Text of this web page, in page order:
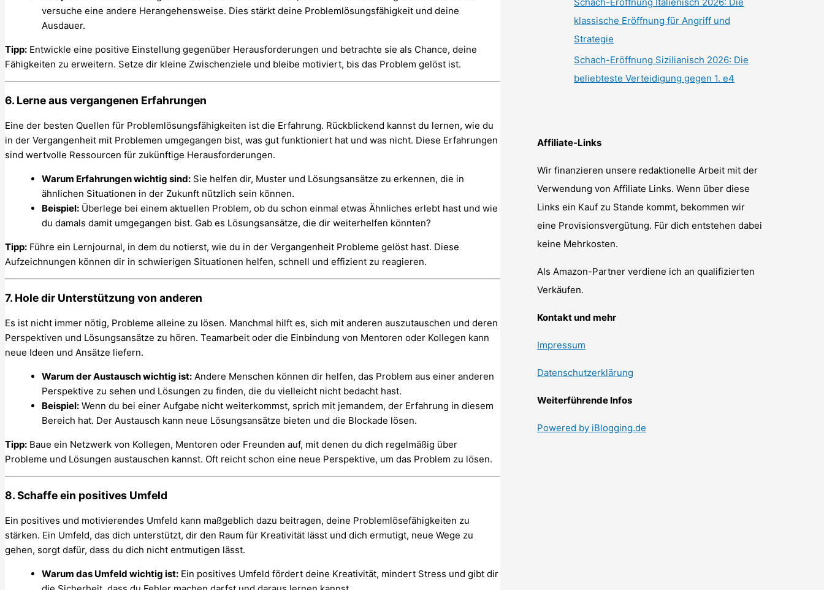
versuche eine andere Herangehensweise. Dies stärkt deine Problemlösungsfähigkeit und deine
Ausdauer.
Tipp: Entwickle eine positive Einstellung gegenüber Herausforderungen und betrachte sie als Chance, deine
Fähigkeiten zu erweitern. Setze dir kleine Zwischenziele und bleibe motiviert, bis das Problem gelöst ist.
6. Lerne aus vergangenen Erfahrungen
Eine der besten Quellen für Problemlösungsfähigkeiten ist die Erfahrung. Rückblickend kannst du lernen, wie du
in der Vergangenheit mit Problemen umgegangen bist, was gut funktioniert hat und was nicht. Diese Erfahrungen
sind wertvolle Ressourcen für zukünftige Herausforderungen.
Warum Erfahrungen wichtig sind: Sie helfen dir, Muster und Lösungsansätze zu erkennen, die in
ähnlichen Situationen in der Zukunft nützlich sein können.
Beispiel: Überlege bei einem aktuellen Problem, ob du schon einmal etwas Ähnliches erlebt hast und wie
du damals damit umgegangen bist. Gab es Lösungsansätze, die dir weiterhelfen könnten?
Tipp: Führe ein Lernjournal, in dem du notierst, wie du in der Vergangenheit Probleme gelöst hast. Diese
Aufzeichnungen können dir in schwierigen Situationen helfen, schnell und effizient zu reagieren.
7. Hole dir Unterstützung von anderen
Es ist nicht immer nötig, Probleme alleine zu lösen. Manchmal hilft es, sich mit anderen auszutauschen und deren
Perspektiven und Lösungsansätze zu hören. Teamarbeit oder die Einbindung von Mentoren oder Kollegen kann
neue Ideen und Ansätze liefern.
Warum der Austausch wichtig ist: Andere Menschen können dir helfen, das Problem aus einer anderen
Perspektive zu sehen und Lösungen zu finden, die du vielleicht nicht bedacht hast.
Beispiel: Wenn du bei einer Aufgabe nicht weiterkommst, sprich mit jemandem, der Erfahrung in diesem
Bereich hat. Der Austausch kann neue Lösungsansätze bieten und die Blockade lösen.
Tipp: Baue ein Netzwerk von Kollegen, Mentoren oder Freunden auf, mit denen du dich regelmäßig über
Probleme und Lösungen austauschen kannst. Oft reicht schon eine neue Perspektive, um das Problem zu lösen.
8. Schaffe ein positives Umfeld
Ein positives und motivierendes Umfeld kann maßgeblich dazu beitragen, deine Problemlösefähigkeiten zu
stärken. Ein Umfeld, das dich unterstützt, dir den Raum für Kreativität lässt und dich ermutigt, neue Wege zu
gehen, sorgt dafür, dass du dich nicht entmutigen lässt.
Warum das Umfeld wichtig ist: Ein positives Umfeld fördert deine Kreativität, mindert Stress und gibt dir
Schach-Eröffnung Italienisch 2026: Die
klassische Eröffnung für Angriff und
Strategie
Schach-Eröffnung Sizilianisch 2026: Die
beliebteste Verteidigung gegen 1. e4
Affiliate-Links
Wir finanzieren unsere redaktionelle Arbeit mit der
Verwendung von Affiliate Links. Wenn über diese
Links ein Kauf zu Stande kommt, bekommen wir
eine Provisionsvergütung. Für dich entstehen dabei
keine Mehrkosten.
Als Amazon-Partner verdiene ich an qualifizierten
Verkäufen.
Kontakt und mehr
Impressum
Datenschutzerklärung
Weiterführende Infos
Powered by iBlogging.de